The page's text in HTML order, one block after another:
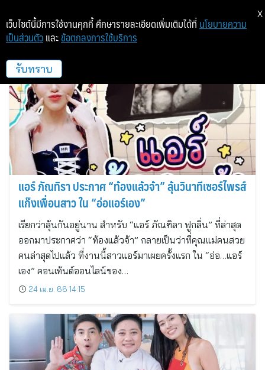
เซ้นส์ เอนเตอร์เทนเมนท์
แอร์ ภัณทิรา ประกาศ “ท้องแล้วจ้า” ลุ้นวินาทีเซอร์ไพรส์
แก๊งเพื่อนสาว ใน “อ่อแอร์เอง”
เรียกว่าลุ้นกันอยู่นาน สำหรับ “แอร์ ภัณฑิลา ฟูกลิ่น” ที่ล่าสุด
ออกมาประกาศว่า “ท้องแล้วจ้า” กลายเป็นว่าที่คุณแม่คนสวย
คนล่าสุดไปแล้ว ที่งานนี้สาวแอร์มาเผยครั้งแรก ใน “อ่อ…แอร์
เอง” คอนเท้นต์ออนไลน์ของ…
24 เม.ย. 66 14:15
เว็บไซต์นี้มีการใช้งานคุกกี้ ศึกษารายละเอียดเพิ่มเติมได้ที่ นโยบายความ
เป็นส่วนตัว และ ข้อตกลงการใช้บริการ
รับทราบ
X